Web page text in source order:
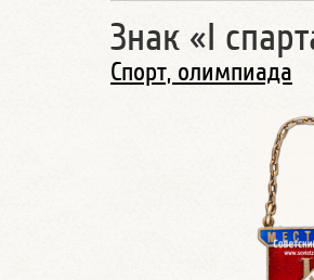
Знак «I
Спорт, олимпиада